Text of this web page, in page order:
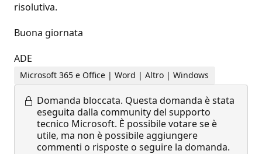
risolutiva.
Buona giornata
ADE
Microsoft 365 e Office | Word | Altro | Windows
Domanda bloccata. Questa domanda è stata
eseguita dalla community del supporto
tecnico Microsoft. È possibile votare se è
utile, ma non è possibile aggiungere
commenti o risposte o seguire la domanda.